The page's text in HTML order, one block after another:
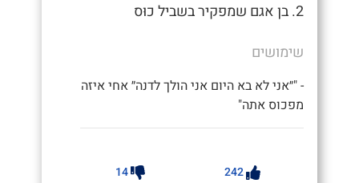
2. בן אגם שמפקיר בשביל כוּס
שימושים
- "״אני לא בא היום אני הולך לדנה״ אחי איזה
מפכוס אתה"
242
14